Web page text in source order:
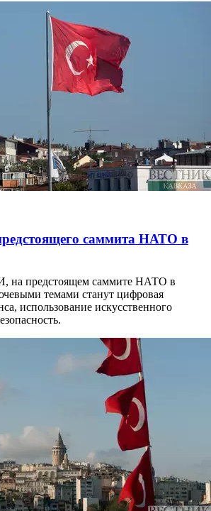
саммита НАТО в
на предстоящем саммите НАТО в
темами станут цифровая
использование искусственного